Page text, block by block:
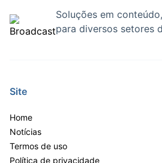
Soluções em
para diversos setores
Site
Home
Notícias
Termos de uso
Política de privacidade